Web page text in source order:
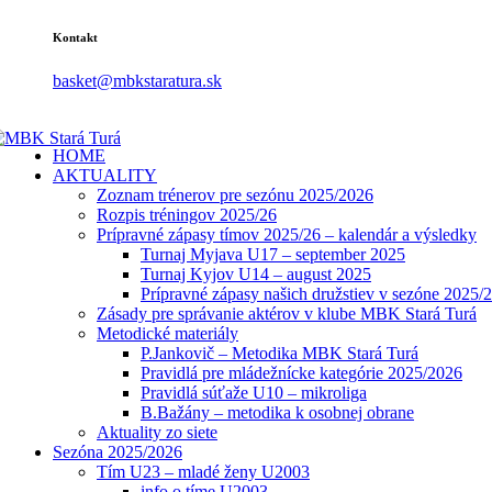
Kontakt
basket@mbkstaratura.sk
HOME
AKTUALITY
Zoznam trénerov pre sezónu 2025/2026
Rozpis tréningov 2025/26
Prípravné zápasy tímov 2025/26 – kalendár a výsledky
Turnaj Myjava U17 – september 2025
Turnaj Kyjov U14 – august 2025
Prípravné zápasy našich družstiev v sezóne 2025/
Zásady pre správanie aktérov v klube MBK Stará Turá
Metodické materiály
P.Jankovič – Metodika MBK Stará Turá
Pravidlá pre mládežnícke kategórie 2025/2026
Pravidlá súťaže U10 – mikroliga
B.Bažány – metodika k osobnej obrane
Aktuality zo siete
Sezóna 2025/2026
Tím U23 – mladé ženy U2003